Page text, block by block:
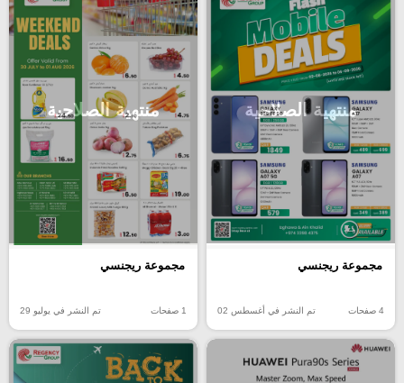
منتهية الصلاحية
مجموعة ريجنسي
4 صفحات تم النشر في أغسطس 02
منتهية الصلاحية
مجموعة ريجنسي
1 صفحات تم النشر في يوليو 29